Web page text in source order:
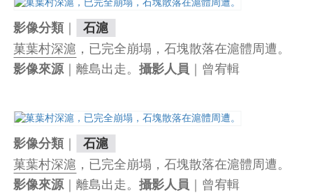
影像分類｜ 石滬
菓葉村深滬 ，已完全崩塌，石塊散落在滬體周遭。
影像來源｜離島出走。攝影人員 ｜曾宥輯
影像分類｜ 石滬
菓葉村深滬 ，已完全崩塌，石塊散落在滬體周遭。
影像來源｜離島出走。攝影人員 ｜曾宥輯